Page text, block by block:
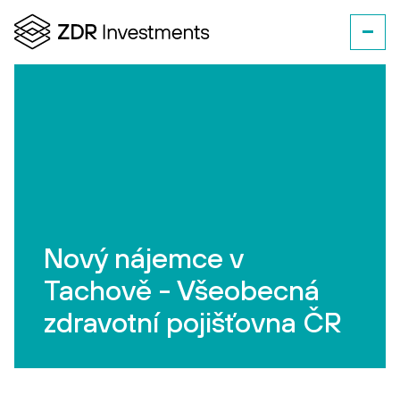
Nový nájemce v
Tachově - Všeobecná
zdravotní pojišťovna ČR